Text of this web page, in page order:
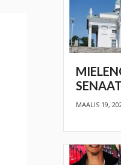
MAALIS 19,